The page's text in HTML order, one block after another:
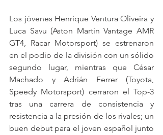
Los jóvenes Henrique Ventura Oliveira y
Luca Savu (Aston Martin Vantage AMR
GT4, Racar Motorsport) se estrenaron
en el podio de la división con un sólido
segundo lugar, mientras que César
Machado y Adrián Ferrer (Toyota,
Speedy Motorsport) cerraron el Top-3
tras una carrera de consistencia y
resistencia a la presión de los rivales; un
buen debut para el joven español junto